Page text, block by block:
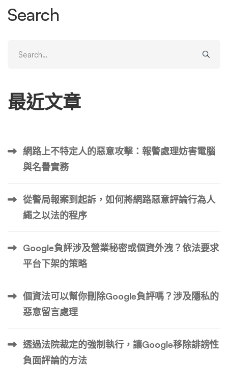
或僅使用電話號碼來執行此操作。問題在於，某些功能要求
用戶擁有韓國手機號碼，因此國際用戶可能會感到失望。
台獨一無二且深受韓國市場喜愛的每項功能。 使用 KakaoT
且幾乎不需要任何成本。由於 COVID-19 的後遺症對人們的
的功能。 免費聊天 無論您是進行一對一聊天還是群聊，該
服務都是免費使用的。除了個人之間的常規訊息之外，Kaka
加密的秘密一對一訊息，或者跳入公共聊天並與他們想要的
社群聯繫。 用戶還可以使用 Daum Cafe，它的作用類似於
Search
for:
最近文章
網路上不特定人的惡意攻擊：報警處理妨害電腦
與名譽實務
從警局報案到起訴，如何將網路惡意評論行為人
繩之以法的程序
Google負評涉及營業秘密或個資外洩？依法要求
平台下架的策略
個資法可以幫你刪除Google負評嗎？涉及隱私的
惡意留言處理
透過法院裁定的強制執行，讓Google移除誹謗性
負面評論的方法